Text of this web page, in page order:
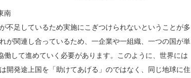
南
不足しているため実施にこぎつけられないということが多
が関連し合っているため、一企業や一組織、一つの国が単
して進めていく必要があります。このように、世界には
開発途上国を「助けてあげる」のではなく、同じ地球に住